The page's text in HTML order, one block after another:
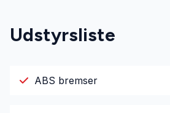
Udstyrsliste
ABS bremser